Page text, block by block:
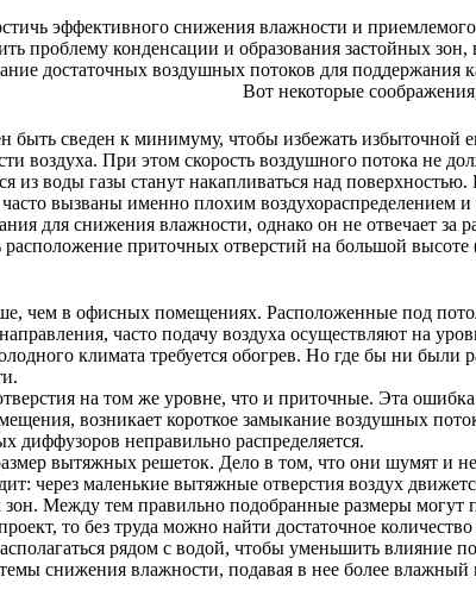
эффективного снижения влажности и
проблему конденсации и образования застойных зон,
достаточных воздушных потоков для поддержания
позволяющие обеспечить
сведен к минимуму, чтобы избежать избыточной
воздуха. При этом скорость воздушного потока не
из воды газы станут накапливаться над
вызваны именно плохим воздухораспределением и
для снижения влажности, однако он не отвечает за
приточных отверстий на большой
чем в офисных помещениях. Расположенные под
часто подачу воздуха осуществляют на
климата требуется обогрев. Но где бы ни
на том же уровне, что и приточные. Эта ошибка
возникает короткое замыкание воздушных
неправильно распределяется.
вытяжных решеток. Дело в том, что они шумят и
через маленькие вытяжные отверстия воздух
Между тем правильно подобранные размеры
то без труда можно найти достаточное
рядом с водой, чтобы уменьшить влияние
снижения влажности, подавая в нее более влажный